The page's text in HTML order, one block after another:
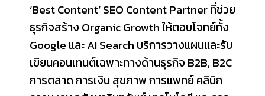
‘Best Content’ SEO Content Partner ที่ช่วย
ธุรกิจสร้าง Organic Growth ให้ตอบโจทย์ทั้ง
Google และ AI Search บริการวางแผนและรับ
เขียนคอนเทนต์เฉพาะทางด้านธุรกิจ B2B, B2C
การตลาด การเงิน สุขภาพ การแพทย์ คลินิก